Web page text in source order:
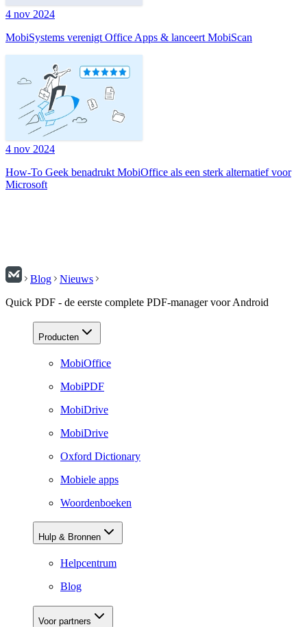
4 nov 2024
MobiSystems verenigt Office Apps & lanceert MobiScan
4 nov 2024
How-To Geek benadrukt MobiOffice als een sterk alternatief voor
Microsoft
Blog
Nieuws
Quick PDF - de eerste complete PDF-manager voor Android
Producten
MobiOffice
MobiPDF
MobiDrive
MobiDrive
Oxford Dictionary
Mobiele apps
Woordenboeken
Hulp & Bronnen
Helpcentrum
Blog
Voor partners